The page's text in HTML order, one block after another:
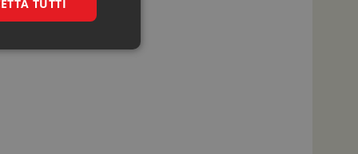
TUTTI